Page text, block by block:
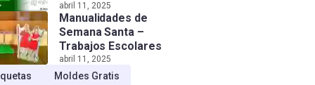
abril 11, 2025
Manualidades de
Semana Santa –
Trabajos Escolares
abril 11, 2025
Moldes Gratis